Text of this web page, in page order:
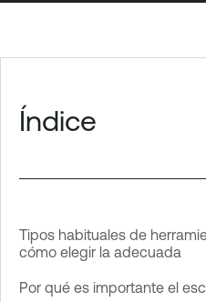
Índice
Tipos habituales de
cómo elegir la adecuada
Por qué es importante el